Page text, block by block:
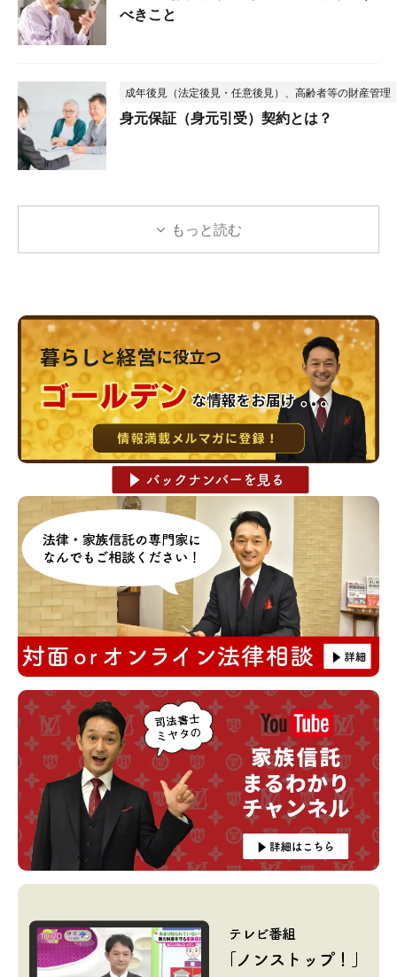
べきこと
成年後見（法定後見・任意後見）、高齢者等の財産管理
身元保証（身元引受）契約とは？
もっと読む